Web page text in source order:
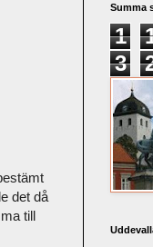
det då
till
Summa
1
3